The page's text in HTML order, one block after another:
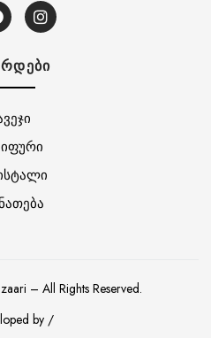
by /
– All Rights Reserved.